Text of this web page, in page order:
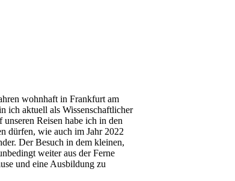
wohnhaft in Frankfurt am
ich aktuell als Wissenschaftlicher
Reisen habe ich in den
dürfen, wie auch im Jahr 2022
Der Besuch in dem kleinen,
weiter aus der Ferne
und eine Ausbildung zu